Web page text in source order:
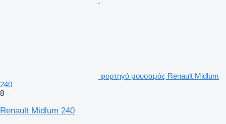
φορτηγό μουσαμάς Renault Midlum
240
8
Renault Midlum 240